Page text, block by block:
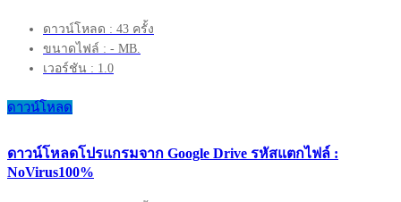
ดาวน์โหลด : 43 ครั้ง
ขนาดไฟล์ : - MB.
เวอร์ชัน : 1.0
ดาวน์โหลด
ดาวน์โหลดโปรแกรมจาก Google Drive รหัสแตกไฟล์ :
NoVirus100%